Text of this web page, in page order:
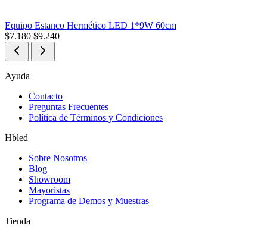
Equipo Estanco Hermético LED 1*9W 60cm
$7.180 $9.240
Ayuda
Contacto
Preguntas Frecuentes
Política de Términos y Condiciones
Hbled
Sobre Nosotros
Blog
Showroom
Mayoristas
Programa de Demos y Muestras
Tienda